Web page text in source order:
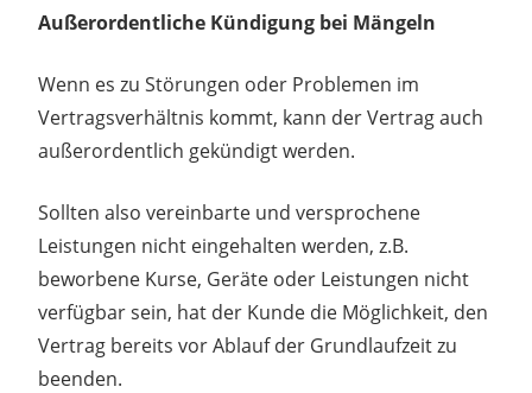
Außerordentliche Kündigung bei Mängeln
Wenn es zu Störungen oder Problemen im
Vertragsverhältnis kommt, kann der Vertrag auch
außerordentlich gekündigt werden.
Sollten also vereinbarte und versprochene
Leistungen nicht eingehalten werden, z.B.
beworbene Kurse, Geräte oder Leistungen nicht
verfügbar sein, hat der Kunde die Möglichkeit, den
Vertrag bereits vor Ablauf der Grundlaufzeit zu
beenden.